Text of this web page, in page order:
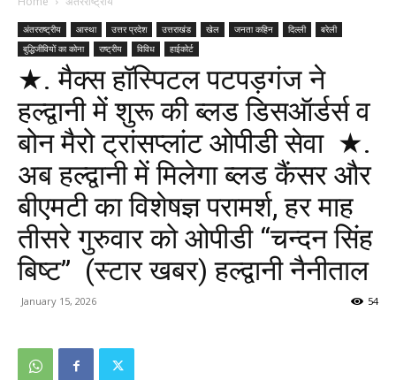
अंतरराष्ट्रीय आस्था उत्तर प्रदेश उत्तराखंड खेल जनता कहिन दिल्ली
बरेली
बुद्धिजीवियों का कोना
राष्ट्रीय विविध हाईकोर्ट
★. मैक्स हॉस्पिटल पटपड़गंज ने
हल्द्वानी में शुरू की ब्लड डिसऑर्डर्स व
बोन मैरो ट्रांसप्लांट ओपीडी सेवा ★.
अब हल्द्वानी में मिलेगा ब्लड कैंसर और
बीएमटी का विशेषज्ञ परामर्श, हर माह
तीसरे गुरुवार को ओपीडी “चन्दन सिंह
बिष्ट” (स्टार खबर) हल्द्वानी नैनीताल
January 15, 2026 54